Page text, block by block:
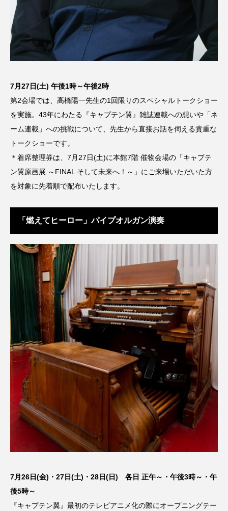
7月27日(土) 午後1時～午後2時
第2会場では、高橋陽一先生の1回限りのスペシャルトークショー
を実施。43年にわたる『キャプテン翼』雑誌連載への想いや「ネ
ーム連載」への挑戦について、先生から直接お話を伺える貴重な
トークショーです。
＊着席整理券は、7月27日(土)に本館7階 催物会場の「キャプテ
ン翼原画展 ～FINAL そして未来へ！～」にご来場いただいた方
を対象に先着順で配布いたします。
「燃えてヒーロー」パイプオルガン演奏
7月26日(金)・27日(土)・28日(日) 各日 正午～・午後3時～・午
後5時～
『キャプテン翼』最初のテレビアニメ化の際にオープニングテー